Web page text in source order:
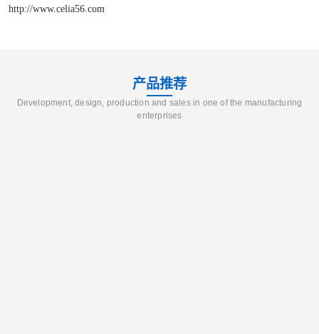
http://www.celia56.com
产品推荐
Development, design, production and sales in one of the manufacturing
enterprises